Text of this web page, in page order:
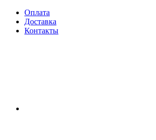
Оплата
Доставка
Контакты